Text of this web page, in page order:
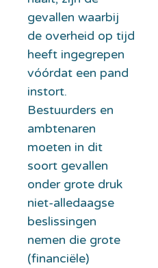
gevallen waarbij
de overheid op tijd
heeft ingegrepen
vóórdat een pand
instort.
Bestuurders en
ambtenaren
moeten in dit
soort gevallen
onder grote druk
niet-alledaagse
beslissingen
nemen die grote
(financiële)